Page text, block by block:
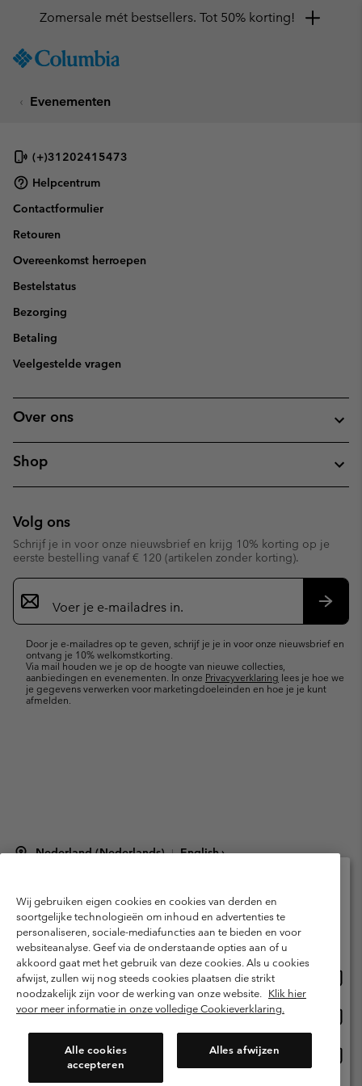
TO
SKIP
NAV
SKIP
SEARCH
Zomersale mét bestsellers. Tot 50% korting!
Evenementen
(+)31202415473
Helpcentrum
Contactformulier
Retouren
Overeenkomst herroepen
Bestelstatus
Bezorging
Betaling
Veelgestelde vragen
Over ons
Shop
Volg ons
Schrijf je in voor onze nieuwsbrief en krijg 10% korting op je
eerste bestelling vanaf € 120 (artikelen zonder korting).
Aanmelden
voor
e-
Door je e-mailadres op te geven, schrijf je je in voor onze nieuwsbrief en
ontvang je 10% welkomstkorting.
Via mail houden we je op de hoogte van nieuwe collecties,
aanbiedingen en evenementen. In onze Privacyverklaring lees je hoe we
je gegevens verwerken voor marketingdoeleinden en hoe je je kunt
afmelden.
Nederland (Nederlands) | English ›
Gebruiksvoorwaarden
Verkoopvoorwaarden
Garantie
Privacybeleid
Gebruiksvoorwaarden voor lidmaatschap
Voorwaarden voor door gebruikers gegenereerde inhoud
Impressum
Cookies
Public CBCR
Wij gebruiken eigen cookies en cookies van derden en
soortgelijke technologieën om inhoud en advertenties te
personaliseren, sociale-mediafuncties aan te bieden en voor
websiteanalyse. Geef via de onderstaande opties aan of u
akkoord gaat met het gebruik van deze cookies. Als u cookies
afwijst, zullen wij nog steeds cookies plaatsen die strikt
noodzakelijk zijn voor de werking van onze website. Klik hier
voor meer informatie in onze volledige Cookieverklaring.
Alle cookies
accepteren
Alles afwijzen
Selecteer je verzendlocatie en taal
Online shoppen beschikbaar
United States
Netherlands-English
Netherlands-Dutch